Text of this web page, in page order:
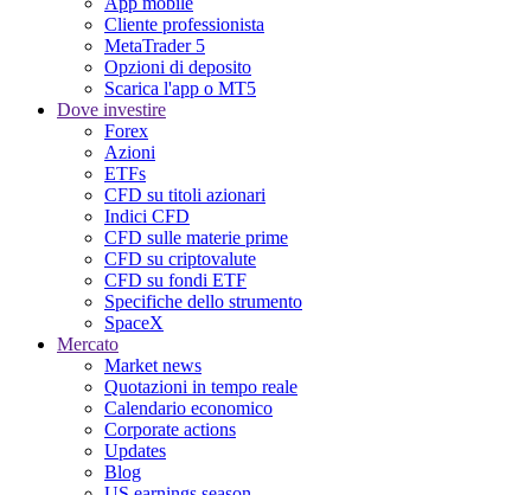
Cliente professionista
MetaTrader 5
Opzioni di deposito
Scarica l'app o MT5
Dove investire
Forex
Azioni
ETFs
CFD su titoli azionari
Indici CFD
CFD sulle materie prime
CFD su criptovalute
CFD su fondi ETF
Specifiche dello strumento
SpaceX
Mercato
Market news
Quotazioni in tempo reale
Calendario economico
Corporate actions
Updates
Blog